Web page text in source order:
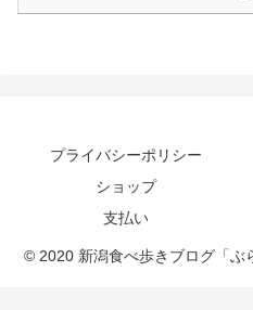
プライバシーポリシー
ショップ
支払い
© 2020 新潟食べ歩きブログ「ぶ